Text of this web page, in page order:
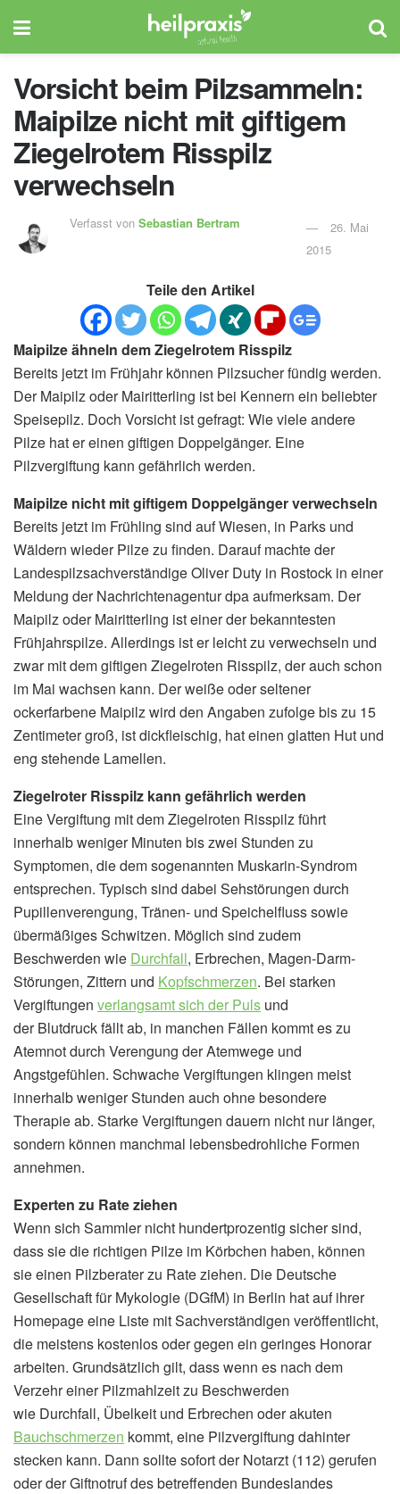
Vorsicht beim Pilzsammeln:
Maipilze nicht mit giftigem
Ziegelrotem Risspilz
verwechseln
Verfasst vonSebastian Bertram
26. Mai
2015
Teile den Artikel
Maipilze ähneln dem Ziegelrotem Risspilz
Bereits jetzt im Frühjahr können Pilzsucher fündig werden.
Der Maipilz oder Mairitterling ist bei Kennern ein beliebter
Speisepilz. Doch Vorsicht ist gefragt: Wie viele andere
Pilze hat er einen giftigen Doppelgänger. Eine
Pilzvergiftung kann gefährlich werden.
Maipilze nicht mit giftigem Doppelgänger verwechseln
Bereits jetzt im Frühling sind auf Wiesen, in Parks und
Wäldern wieder Pilze zu finden. Darauf machte der
Landespilzsachverständige Oliver Duty in Rostock in einer
Meldung der Nachrichtenagentur dpa aufmerksam. Der
Maipilz oder Mairitterling ist einer der bekanntesten
Frühjahrspilze. Allerdings ist er leicht zu verwechseln und
zwar mit dem giftigen Ziegelroten Risspilz, der auch schon
im Mai wachsen kann. Der weiße oder seltener
ockerfarbene Maipilz wird den Angaben zufolge bis zu 15
Zentimeter groß, ist dickfleischig, hat einen glatten Hut und
eng stehende Lamellen.
Ziegelroter Risspilz kann gefährlich werden
Eine Vergiftung mit dem Ziegelroten Risspilz führt
innerhalb weniger Minuten bis zwei Stunden zu
Symptomen, die dem sogenannten Muskarin-Syndrom
entsprechen. Typisch sind dabei Sehstörungen durch
Pupillenverengung, Tränen- und Speichelfluss sowie
übermäßiges Schwitzen. Möglich sind zudem
Beschwerden wie Durchfall, Erbrechen, Magen-Darm-
Störungen, Zittern und Kopfschmerzen. Bei starken
Vergiftungen verlangsamt sich der Puls und
der Blutdruck fällt ab, in manchen Fällen kommt es zu
Atemnot durch Verengung der Atemwege und
Angstgefühlen. Schwache Vergiftungen klingen meist
innerhalb weniger Stunden auch ohne besondere
Therapie ab. Starke Vergiftungen dauern nicht nur länger,
sondern können manchmal lebensbedrohliche Formen
annehmen.
Experten zu Rate ziehen
Wenn sich Sammler nicht hundertprozentig sicher sind,
dass sie die richtigen Pilze im Körbchen haben, können
sie einen Pilzberater zu Rate ziehen. Die Deutsche
Gesellschaft für Mykologie (DGfM) in Berlin hat auf ihrer
Homepage eine Liste mit Sachverständigen veröffentlicht,
die meistens kostenlos oder gegen ein geringes Honorar
arbeiten. Grundsätzlich gilt, dass wenn es nach dem
Verzehr einer Pilzmahlzeit zu Beschwerden
wie Durchfall, Übelkeit und Erbrechen oder akuten
Bauchschmerzen kommt, eine Pilzvergiftung dahinter
stecken kann. Dann sollte sofort der Notarzt (112) gerufen
oder der Giftnotruf des betreffenden Bundeslandes